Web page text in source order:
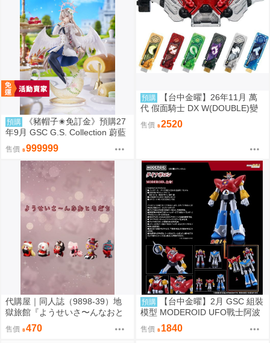
預購
《豬帽子✬免訂金》預購27
年9月 GSC G.S. Collection 蔚藍
檔案 渚 ～花香微笑～ 1/7 0920
售價 999999
預購
【台中金曜】26年11月 萬
代 假面騎士 DX W(DOUBLE)變
身腰帶(平成20周年VER.) 再版 0
814
售價 2520
代購屋｜同人誌（9898-39）地
獄旅館『ようせいさ〜んなおと
もだち』ia さくらんぼアイス
售價 470
預購
【台中金曜】2月 GSC 組裝
模型 MODEROID UFO戰士阿波
羅 大阿波羅 0904
售價 1840